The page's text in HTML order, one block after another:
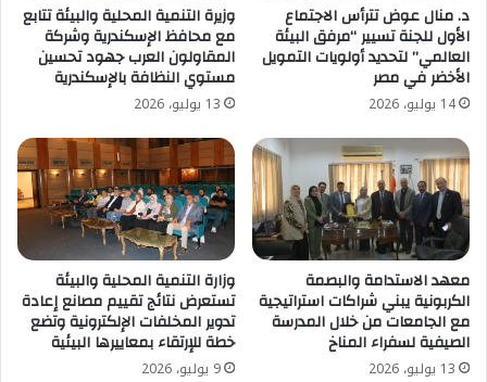
د. منال عوض تترأس الاجتماع
الأول للجنة تسيير “مرفق البيئة
العالمي” لتحديد أولويات التمويل
الأخضر في مصر
14 يوليو، 2026
وزيرة التنمية المحلية والبيئة تتابع
مع محافظ الإسكندرية وشركة
المقاولون العرب جهود تحسين
مستوي النظافة بالإسكندرية
13 يوليو، 2026
معهد الاستدامة والبصمة
الكربونية يبني شراكات استراتيجية
مع الجامعات من خلال المدرسة
الصيفية لسفراء المناخ
13 يوليو، 2026
وزارة التنمية المحلية والبيئة
تستعرض نتائج تقييم مصانع إعادة
تدوير المخلفات الإلكترونية وتضع
خطة للإرتقاء بمعاييرها البيئية
9 يوليو، 2026